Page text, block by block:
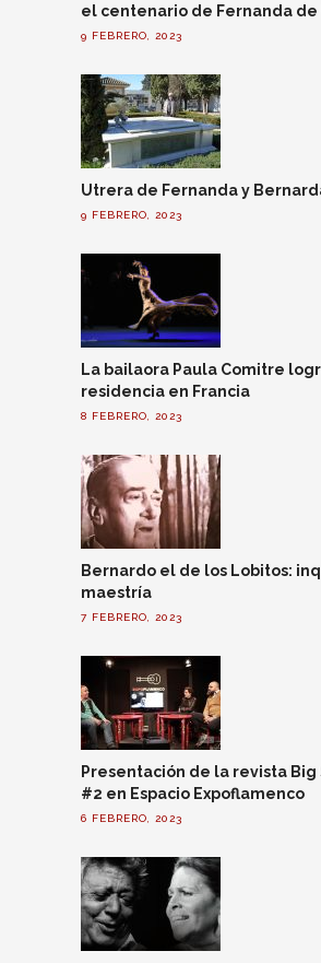
el centenario de Fernanda
9 FEBRERO, 2023
Utrera de Fernanda y
9 FEBRERO, 2023
La bailaora Paula Comitre
residencia en Francia
8 FEBRERO, 2023
Bernardo el de los Lobitos:
maestría
7 FEBRERO, 2023
Presentación de la revista Big
#2 en Espacio Expoflamenco
6 FEBRERO, 2023